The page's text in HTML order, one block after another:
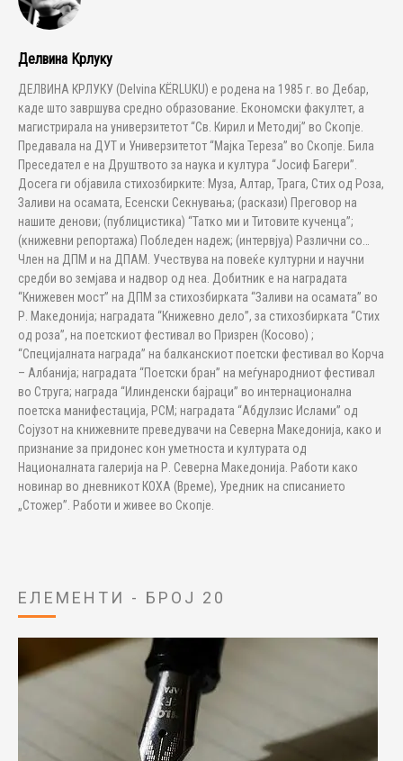
Делвина Крлуку
ДЕЛВИНА КРЛУКУ (Delvina KËRLUKU) е родена на 1985 г. во Дебар,
каде што завршува средно образование. Економски факултет, а
магистрирала нa универзитетот “Св. Кирил и Методиј” во Скопје.
Предавала на ДУТ и Универзитетот “Мајка Тереза” во Скопје. Била
Преседател е на Друштвото за наука и култура “Јосиф Багери”.
Досега ги објавила стихозбирките: Муза, Алтар, Трага, Стих од Роза,
Заливи на осамата, Есенски Секнувања; (раскази) Преговор на
нашите денови; (публицистика) “Татко ми и Титовите кученца”;
(книжевни репортажа) Побледен надеж; (интервјуа) Различни со…
Член на ДПМ и на ДПАМ. Учествува на повеќе културни и научни
средби во земјава и надвор од неа. Добитник е на наградата
“Книжевен мост” на ДПМ за стихозбирката “Заливи на осамата” во
Р. Македонија; наградата “Книжевно дело”, за стихозбирката “Стих
од роза”, на поетскиот фестивал во Призрен (Косово) ;
“Специјалната награда” на балканскиот поетски фестивал во Корча
– Албанија; наградата “Поетски бран” на меѓународниот фестивал
во Струга; награда “Илинденски бајраци” во интернационална
поетска манифестација, РСМ; наградата “Абдулзис Ислами” од
Сојузот на книжевните преведувачи на Северна Македонија, како и
признание за придонес кон уметноста и културата од
Националната галерија на Р. Северна Македонија. Работи како
новинар во дневникот КОХА (Време), Уредник на списанието
„Стожер”. Работи и живее во Скопје.
ЕЛЕМЕНТИ - БРОЈ 20